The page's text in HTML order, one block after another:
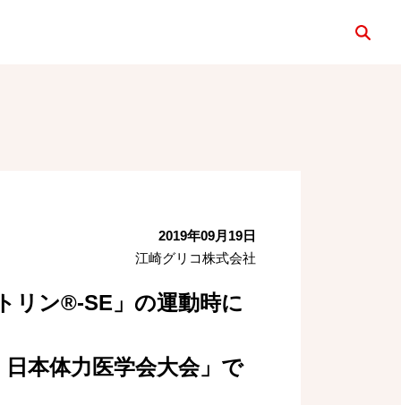
2019年09月19日
江崎グリコ株式会社
リン®-SE」の運動時に
本体力医学会大会」で